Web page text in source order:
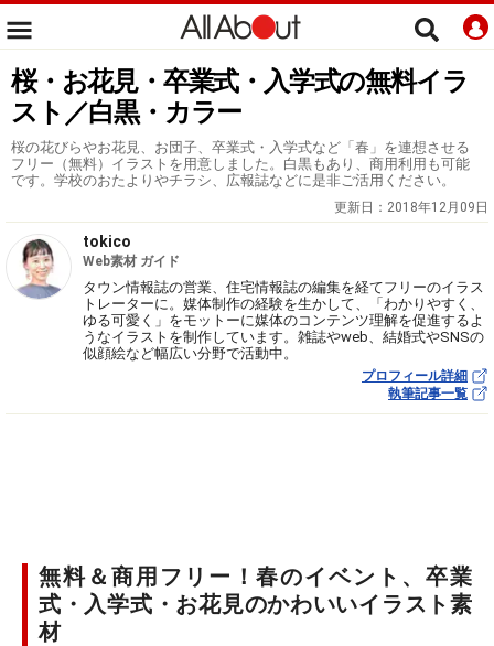
桜・お花見・卒業式・入学式の無料イラ
スト／白黒・カラー
桜の花びらやお花見、お団子、卒業式・入学式など「春」を連想させる
フリー（無料）イラストを用意しました。白黒もあり、商用利用も可能
です。学校のおたよりやチラシ、広報誌などに是非ご活用ください。
更新日： 2018年12月09日
tokico
Web素材 ガイド
タウン情報誌の営業、住宅情報誌の編集を経てフリーのイラス
トレーターに。媒体制作の経験を生かして、「わかりやすく、
ゆる可愛く」をモットーに媒体のコンテンツ理解を促進するよ
うなイラストを制作しています。雑誌やweb、結婚式やSNSの
似顔絵など幅広い分野で活動中。
プロフィール詳細
執筆記事一覧
無料＆商用フリー！春のイベント、卒業
式・入学式・お花見のかわいいイラスト素
材